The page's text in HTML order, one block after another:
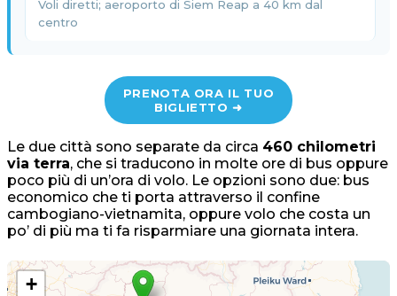
Voli diretti; aeroporto di Siem Reap a 40 km dal
centro
PRENOTA ORA IL TUO
BIGLIETTO ➜
Le due città sono separate da circa 460 chilometri
via terra, che si traducono in molte ore di bus oppure
poco più di un’ora di volo. Le opzioni sono due: bus
economico che ti porta attraverso il confine
cambogiano-vietnamita, oppure volo che costa un
po’ di più ma ti fa risparmiare una giornata intera.
+